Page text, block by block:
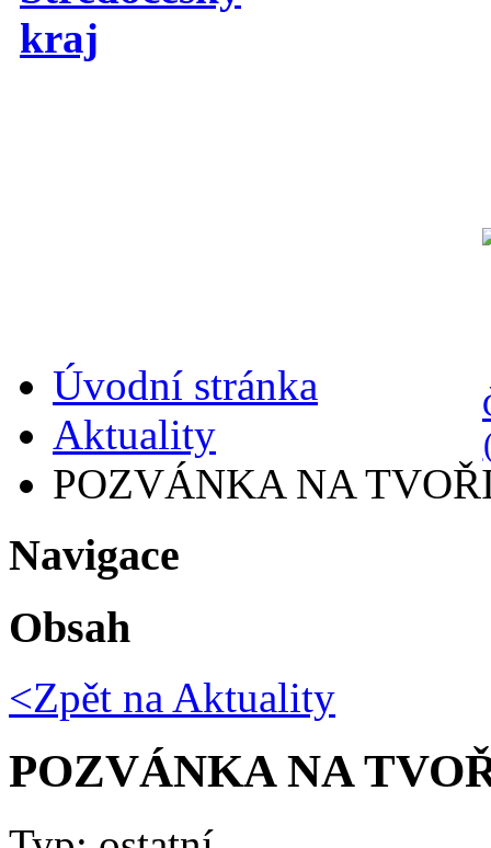
Úvodní stránka
Aktuality
POZVÁNKA NA
Navigace
Obsah
<Zpět na Aktuality
POZVÁNKA NA